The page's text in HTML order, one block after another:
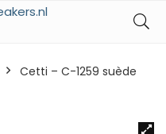
Cetti – C-1259 suède